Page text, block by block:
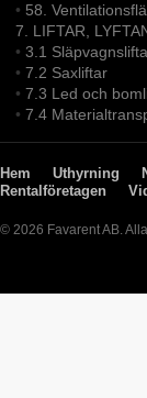
• 58.
7. LIFTAR,
•3.1
•7.2 Saxliftar
•7.3 Led och
•7.4
Hem Uthyrning
Rentalföretagen
© 2026 Favarent AB.